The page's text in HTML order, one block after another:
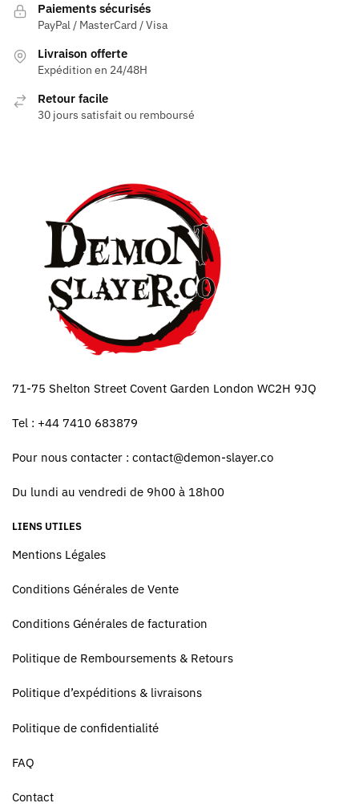
Paiements sécurisés
PayPal / MasterCard / Visa
Livraison offerte
Expédition en 24/48H
Retour facile
30 jours satisfait ou remboursé
71-75 Shelton Street Covent Garden London WC2H 9JQ
Tel : +44 7410 683879
Pour nous contacter : contact@demon-slayer.co
Du lundi au vendredi de 9h00 à 18h00
LIENS UTILES
Mentions Légales
Conditions Générales de Vente
Conditions Générales de facturation
Politique de Remboursements & Retours
Politique d’expéditions & livraisons
Politique de confidentialité
FAQ
Contact